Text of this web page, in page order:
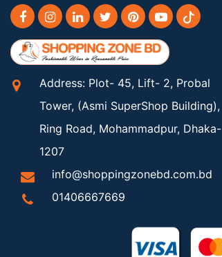
Address: Plot- 45, Lift- 2, Probal
Tower, (Asmi SuperShop Building),
Ring Road, Mohammadpur, Dhaka-
1207
info@shoppingzonebd.com.bd
01406667669